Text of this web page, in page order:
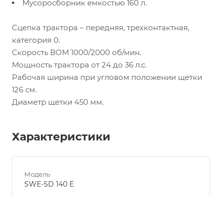
Мусоросборник емкостью 160 л.
Сцепка трактора – передняя, трехконтактная,
категория 0.
Скорость ВОМ 1000/2000 об/мин.
Мощность трактора от 24 до 36 л.с.
Рабочая ширина при угловом положении щетки
126 см.
Диаметр щетки 450 мм.
Характеристики
Модель
SWE-SD 140 E